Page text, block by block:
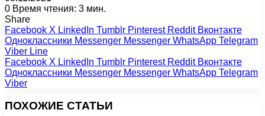
0 Время чтения: 3 мин.
Share
Facebook X LinkedIn Tumblr Pinterest Reddit Вконтакте
Одноклассники Messenger Messenger WhatsApp Telegram
Viber Line
Facebook X LinkedIn Tumblr Pinterest Reddit Вконтакте
Одноклассники Messenger Messenger WhatsApp Telegram
Viber
ПОХОЖИЕ СТАТЬИ